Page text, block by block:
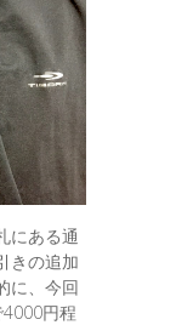
にある通
きの追加
に、今回
円程